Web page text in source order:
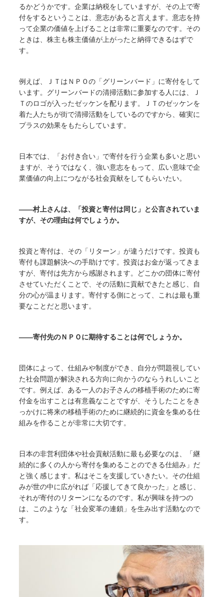
るかどうかです。企業は納税をしていますが、その上で寄
付をするということは、意志があると言えます。意志を持
って企業の価値を上げることは非常に重要なのです。その
ときは、株主も株主価値が上がったと納得できるはずで
す。
例えば、ＪＴはＮＰＯの「グリーンバード」に寄付をして
います。グリーンバードの清掃活動に参加する人には、Ｊ
Ｔのロゴが入ったゼッケンを配ります。ＪＴのゼッケンを
着た人たちが街で清掃活動をしているのですから、確実に
プラスの効果をもたらしています。
日本では、「お付き合い」で寄付を行う企業も多いと思い
ますが、そうではなく、強い意志をもって、広い意味で企
業価値の向上につながる社会貢献をしてもらいたい。
――村上さんは、「投資と寄付は同じ」と公言されていま
すが、その理由は何でしょうか。
投資と寄付は、その「リターン」が違うだけです。投資も
寄付も課題解決への手助けです。投資はお金が返ってきま
すが、寄付は先方から感謝されます。どこかの団体に寄付
させていただくことで、その活動に貢献できたと感じ、自
分の心が温まります。寄付する側にとって、これは最も重
要なことだと思います。
――寄付先のＮＰＯに期待することは何でしょうか。
団体によって、仕組みや制度ができ、自分が問題視してい
た社会問題が解決される方向に向かうのならうれしいこと
です。例えば、ある一人のお子さんの移植手術のために寄
付金を出すことは有意義なことですが、そうしたことをき
っかけに将来の移植手術のために継続的に資金を集める仕
組みを作ることが非常に大切です。
日本の非営利団体や社会貢献活動に最も必要なのは、「継
続的に多くの人から寄付を集めることのできる仕組み」だ
と強く感じます。私はそこを支援していきたい。その仕組
みが世の中に広がれば「応援してきて良かった」と感じ、
それが寄付のリターンになるのです。私が興味を持つの
は、このような「社会変革の連鎖」を生み出す活動なので
す。